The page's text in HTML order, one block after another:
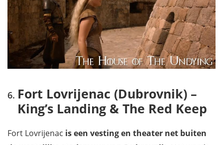
Fort Lovrijenac (Dubrovnik) –
King’s Landing & The Red Keep
Fort Lovrijenac is een vesting en theater net buiten